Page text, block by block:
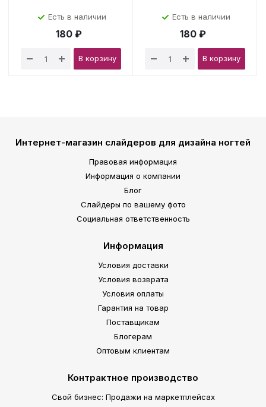
Есть в наличии
180 ₽
В корзину
Есть в наличии
180 ₽
В корзину
Интернет-магазин слайдеров для дизайна ногтей
Правовая информация
Информация о компании
Блог
Слайдеры по вашему фото
Социальная ответственность
Информация
Условия доставки
Условия возврата
Условия оплаты
Гарантия на товар
Поставщикам
Блогерам
Оптовым клиентам
Контрактное производство
Свой бизнес: Продажи на маркетплейсах